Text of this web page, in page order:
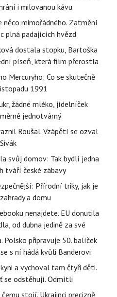
i milovanou kávu
něco mimořádného. Zatmění
plná padajících hvězd
dostala stopku, Bartoška
píseň, která film přerostla
Mercuryho: Co se skutečně
1991
žádné mléko, jídelníček
jednotvárný
Roušal. Vzápětí se ozval
Sivák
svůj domov: Tak bydlí jedna
tváří české zábavy
Přírodní triky, jak je
a domu
nenajdete. EU donutila
od dubna jedině za své
Polsko připravuje 50. balíček
s ní hádá kvůli Banderovi
a vychoval tam čtyři děti.
se odstěhují. Odmítli
stojí. Ukrajinci precizně